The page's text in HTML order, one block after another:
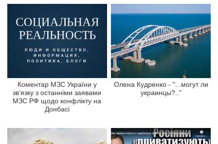
Коментар МЗС України у
зв’язку з останніми заявами
МЗС РФ щодо конфлікту на
Донбасі
Олена Кудренко - "...могут ли
украинцы?.."